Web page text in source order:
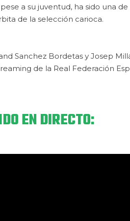
a su juventud, ha sido una de
de la selección carioca.
Sanchez Bordetas y Josep
de la Real Federación
EN DIRECTO: